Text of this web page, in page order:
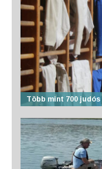
Több mint 700